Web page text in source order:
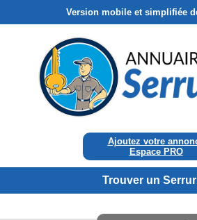
Version mobile et simplifiée
Ajoutez votre
Espace PRO
Trouver un